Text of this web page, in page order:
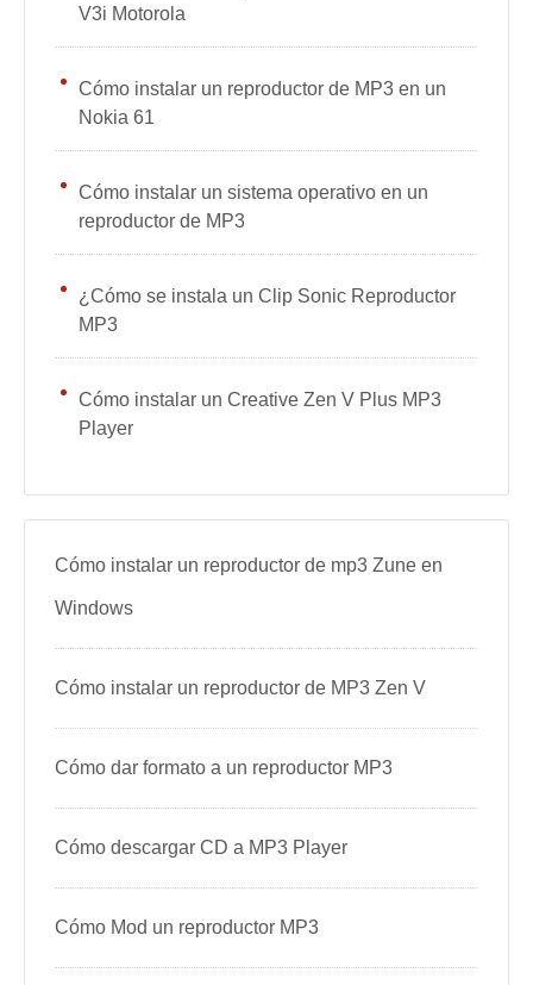
V3i Motorola
Cómo instalar un reproductor de MP3 en un
Nokia 61
Cómo instalar un sistema operativo en un
reproductor de MP3
¿Cómo se instala un Clip Sonic Reproductor
MP3
Cómo instalar un Creative Zen V Plus MP3
Player
Cómo instalar un reproductor de mp3 Zune en
Windows
Cómo instalar un reproductor de MP3 Zen V
Cómo dar formato a un reproductor MP3
Cómo descargar CD a MP3 Player
Cómo Mod un reproductor MP3